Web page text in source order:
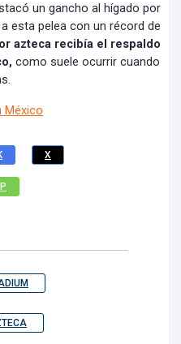
un gancho al hígado por
esta pelea con un récord de
azteca recibía el respaldo
como suele ocurrir cuando
México
X